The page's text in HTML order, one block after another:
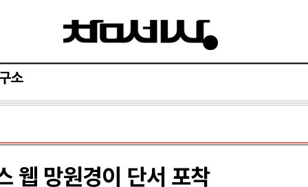
소
웹 망원경이 단서 포착